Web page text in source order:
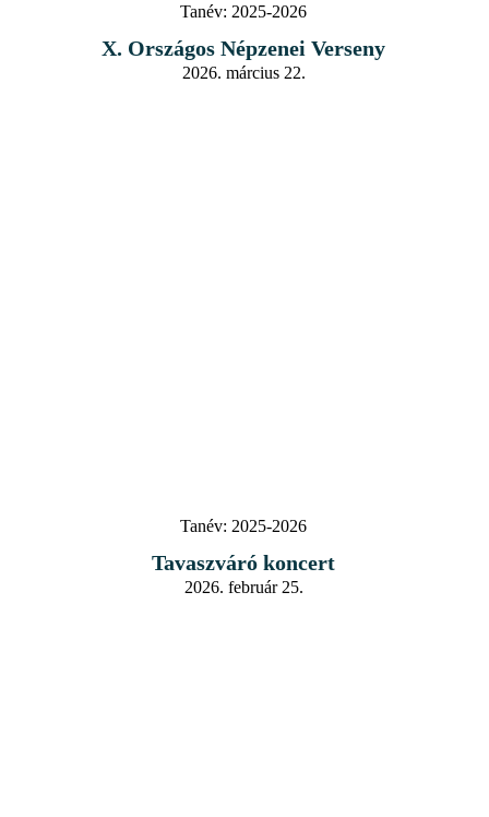
Tanév: 2025-2026
X. Országos Népzenei Verseny
2026. március 22.
Tanév: 2025-2026
Tavaszváró koncert
2026. február 25.